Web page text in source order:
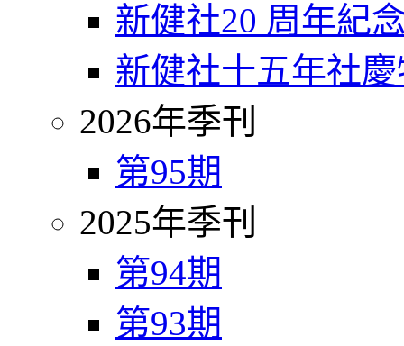
新健社20 周年紀
新健社十五年社
2026年季刊
第95期
2025年季刊
第94期
第93期